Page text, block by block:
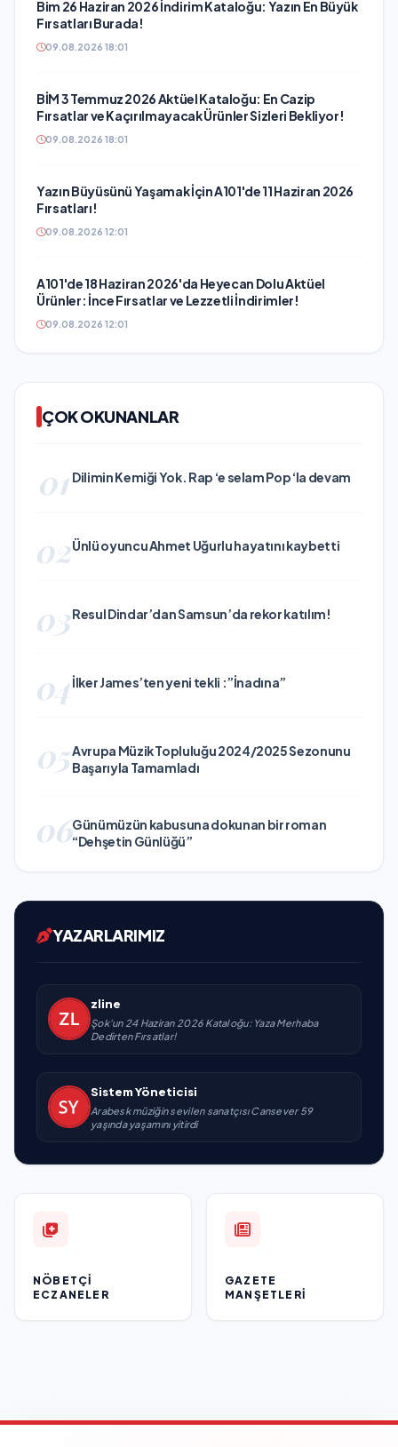
Bim 26 Haziran 2026 İndirim Kataloğu: Yazın En Büyük
Fırsatları Burada!
09.08.2026 18:01
BİM 3 Temmuz 2026 Aktüel Kataloğu: En Cazip
Fırsatlar ve Kaçırılmayacak Ürünler Sizleri Bekliyor!
09.08.2026 18:01
Yazın Büyüsünü Yaşamak İçin A101'de 11 Haziran 2026
Fırsatları!
09.08.2026 12:01
A101'de 18 Haziran 2026'da Heyecan Dolu Aktüel
Ürünler: İnce Fırsatlar ve Lezzetli İndirimler!
09.08.2026 12:01
ÇOK OKUNANLAR
01 Dilimin Kemiği Yok. Rap ‘e selam Pop ‘la devam
02Ünlü oyuncu Ahmet Uğurlu hayatını kaybetti
03Resul Dindar’dan Samsun’da rekor katılım!
04İlker James’ten yeni tekli :”İnadına”
05Avrupa Müzik Topluluğu 2024/2025 Sezonunu
Başarıyla Tamamladı
06Günümüzün kabusuna dokunan bir roman
“Dehşetin Günlüğü”
YAZARLARIMIZ
zline
Şok'un 24 Haziran 2026 Kataloğu: Yaza Merhaba
Dedirten Fırsatlar!
Sistem Yöneticisi
Arabesk müziğin sevilen sanatçısı Cansever 59
yaşında yaşamını yitirdi
NÖBETÇI
ECZANELER
GAZETE
MANŞETLERI